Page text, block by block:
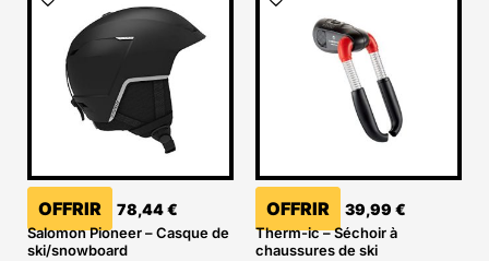
OFFRIR 78,44€
Salomon Pioneer – Casque de
ski/snowboard
OFFRIR 39,99 €
Therm-ic – Séchoir à
chaussures de ski